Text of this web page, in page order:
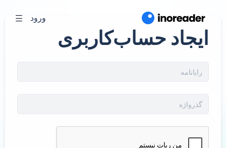
ورود
ایجاد حساب‌کاربری